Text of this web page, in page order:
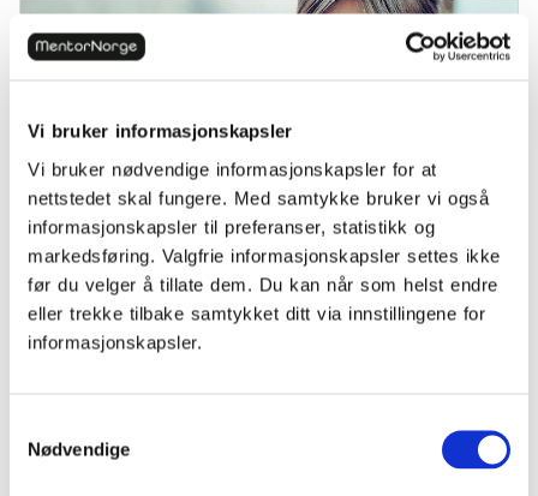
Vi bruker informasjonskapsler
Vi bruker nødvendige informasjonskapsler for at
nettstedet skal fungere. Med samtykke bruker vi også
informasjonskapsler til preferanser, statistikk og
markedsføring. Valgfrie informasjonskapsler settes ikke
før du velger å tillate dem. Du kan når som helst endre
eller trekke tilbake samtykket ditt via innstillingene for
informasjonskapsler.
Nødvendige
7 tips for å mestre biologi